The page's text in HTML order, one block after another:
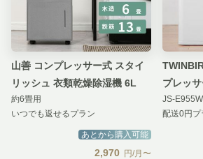
山善 コンプレッサー式 スタイ
リッシュ 衣類乾燥除湿機 6L
約6畳用
いつでも返せるプラン
あとから購入可能
2,970 円/月〜
プレッ
JS-E955W
配送0円プ